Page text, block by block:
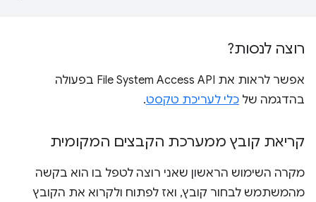
רוצה לנסות?
אפשר לראות את File System Access API בפעולה
בהדגמה של כלי לעריכת טקסט.
קריאת קובץ ממערכת הקבצים המקומית
מקרה השימוש הראשון שאני רוצה לטפל בו הוא בקשה
מהמשתמש לבחור קובץ, ואז לפתוח ולקרוא את הקובץ